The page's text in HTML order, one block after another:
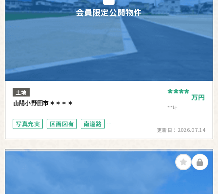
会員限定公開物件
土地
山陽小野田市＊＊＊＊ **** 万円
**坪
写真充実 区画図有
南道路
更新日： 2026.07.14